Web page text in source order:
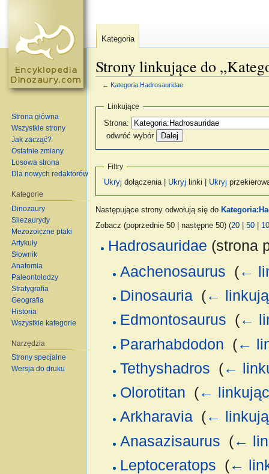
Strony linkujące do
← Kategoria:Hadrosauridae
Linkujące
Strona:
odwróć wybór
Filtry
Ukryj dołączenia | Ukryj linki | Ukryj
Następujące strony odwołują się do
Zobacz (poprzednie 50 | następne 50) (20 |50
Hadrosauridae (strona
Aachenosaurus (←
Dinosauria‎ (←
Edmontosaurus (←
Pararhabdodon (←
Tethyshadros (←
Olorotitan (←
Arkharavia‎ (←
Anasazisaurus (←
Leptoceratops (←
Kategoria
Strona główna
Wszystkie strony
Jak zacząć?
Ostatnie zmiany
Losowa strona
Dla nowych redaktorów
Kategorie
Dinozaury
Silezaurydy
Mezozoiczne ptaki
Artykuły
Słownik
Anatomia
Paleontolodzy
Stratygrafia
Geografia
Historia
Wszystkie kategorie
Narzędzia
Strony specjalne
Wersja do druku